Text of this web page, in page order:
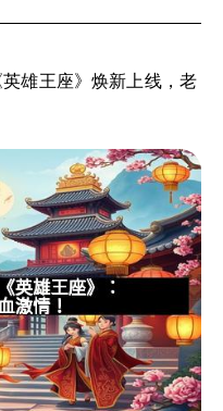
雄王座》焕新上线，老